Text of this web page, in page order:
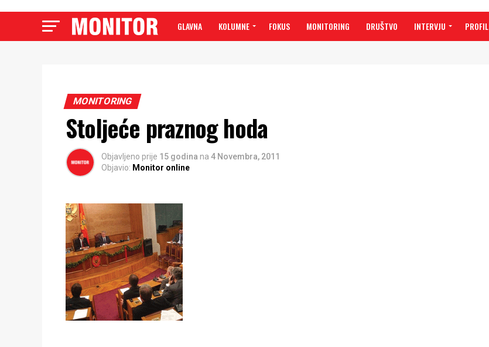
GLAVNA KOLUMNE FOKUS MONITORING DRUŠTVO INTERVJU PROFIL
MONITORING
Stoljeće praznog hoda
Objavljeno prije 15 godina na 4 Novembra, 2011
Objavio: Monitor online